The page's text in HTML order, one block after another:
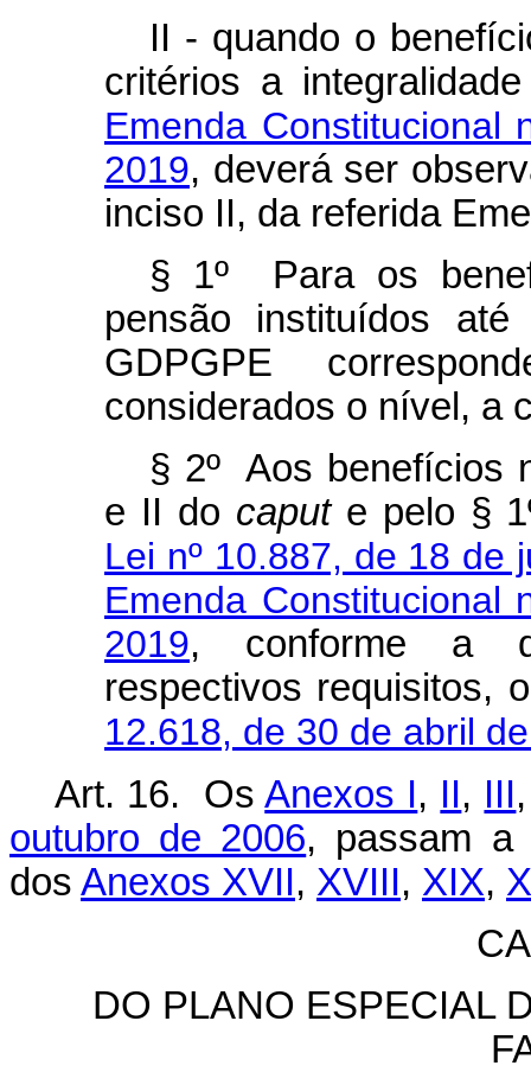
II - quando o
critérios a
Emenda Constitucional
2019, deverá ser
inciso II, da referida
§ 1º Para os
pensão instituídos
GDPGPE
considerados o nível, a
§ 2º Aos benefícios
e II do capute pelo §
Lei nº 10.887, de 18 de
Emenda Constitucional
2019, conforme a
respectivos requisitos,
12.618, de 30 de abril
Art. 16. OsAnexos I, II, III
outubro de 2006, passam a
dos Anexos XVII, XVIII, XIX,
DO PLANO ESPECIAL